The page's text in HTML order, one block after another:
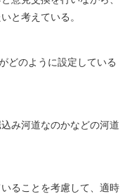
と考えている。
どのように設定している
み河道なのかなどの河道
ることを考慮して、適時